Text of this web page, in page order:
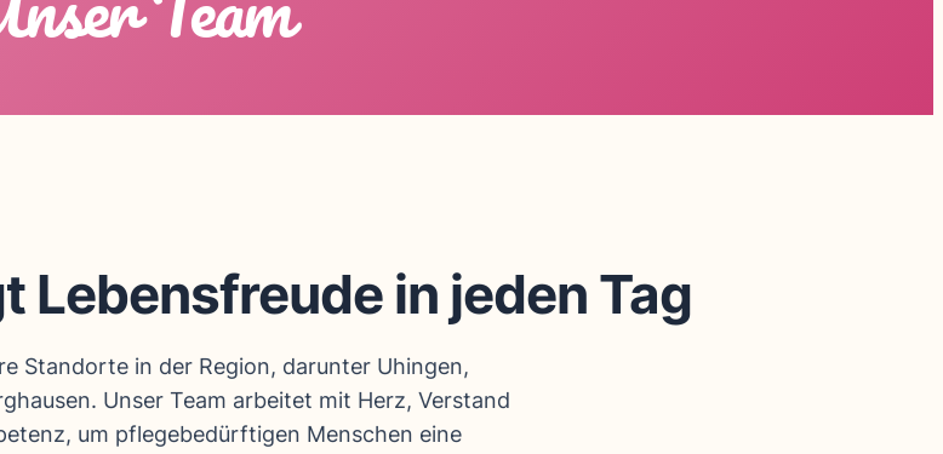
Lebensfreude in jeden Tag
Standorte in der Region, darunter Uhingen,
Unser Team arbeitet mit Herz, Verstand
um pflegebedürftigen Menschen eine